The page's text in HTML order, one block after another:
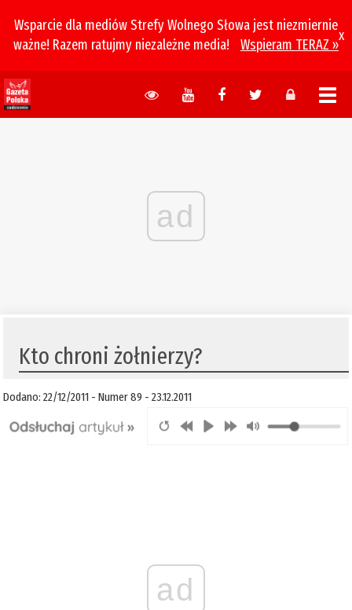
Wsparcie dla mediów Strefy Wolnego Słowa jest niezmiernie
ważne! Razem ratujmy niezależne media!
Wspieram TERAZ »
x
ad
Kto chroni żołnierzy?
Dodano: 22/12/2011 - Numer 89 - 23.12.2011
ad